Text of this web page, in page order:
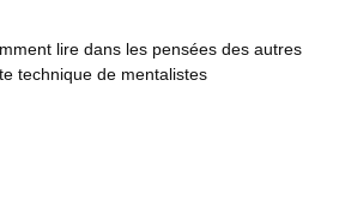
lire dans les pensées des autres
technique de mentalistes